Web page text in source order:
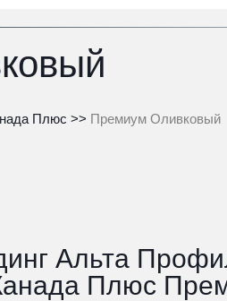
Плюс >> Премиум Оливковый
Плюс